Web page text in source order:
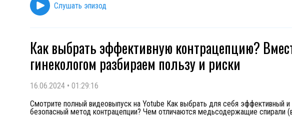
Слушать эпизод
Как выбрать эффективную контрацепцию?
гинекологом разбираем пользу и риски
16.06.2024 • 01:29:16
Смотрите полный видеовыпуск на Yotube Как выбрать для себя эффективный и
безопасный метод контрацепции? Чем отличаются медьсодержащие спирали